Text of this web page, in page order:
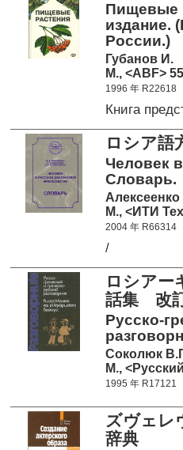
Пищевые
издание.
России.)
Губанов И.
М., <ABF>
1996 年 R22618
Книга
ロシア
Человек
Словарь.
М., <ИТИ
2004 年 R66314
/
ロシアー
話集 改
Русско-
Соколюк
М.,
1995 年 R17121
ズヴェ
辞典